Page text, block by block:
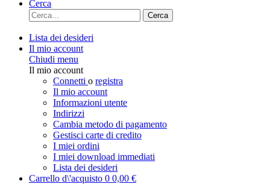
Cerca
Cerca
Lista dei desideri
Il mio account
Chiudi menu
Il mio account
Connetti o registra
Il mio account
Informazioni utente
Indirizzi
Cambia metodo di pagamento
Gestisci carte di credito
I miei ordini
I miei download immediati
Lista dei desideri
Carrello d\'acquisto 0 0,00 €